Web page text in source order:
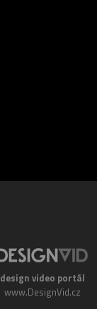
design video portál
www.DesignVid.cz